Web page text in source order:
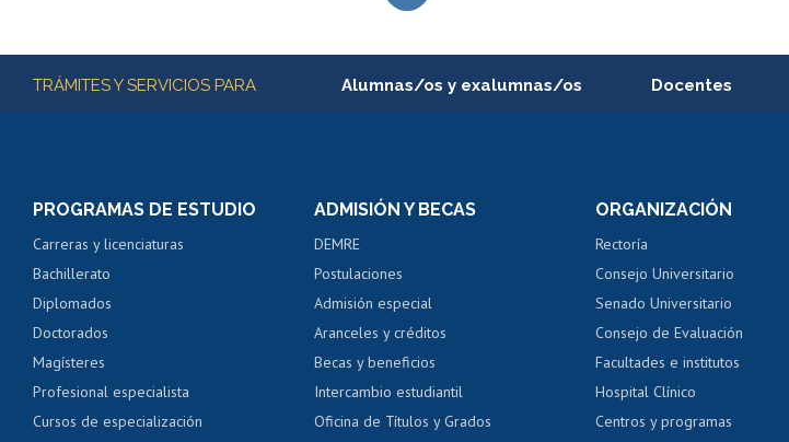
Más información
TRÁMITES Y SERVICIOS PARA Alumnas/os y exalumnas/os
Consulta y certificado de notas
Servicio médico y dental
Pago de arancel y crédito alumnos
Pago de arancel y crédito exalumnos
Certificado de títulos y grados
Docentes
Perfeccionamiento
Evaluación docente
Calificación académica
Postulación al AUCAI
PROGRAMAS DE ESTUDIO
Carreras y licenciaturas
Bachillerato
Diplomados
Doctorados
Magísteres
Profesional especialista
Cursos de especialización
ADMISIÓN Y BECAS
DEMRE
Postulaciones
Admisión especial
Aranceles y créditos
Becas y beneficios
Intercambio estudiantil
Oficina de Títulos y Grados
ORGANIZACIÓN
Rectoría
Consejo Universitario
Senado Universitario
Consejo de Evaluación
Facultades e institutos
Hospital Clínico
Centros y programas